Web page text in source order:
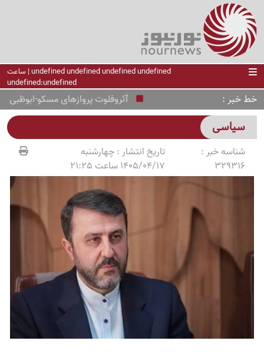
undefined undefined undefined undefined | ساعت
undefined:undefined
خط خبر آئروفلوت پروازهای مسکو-ابوظبی را
سیاسی
شناسه خبر :
329316
تاریخ انتشار :چهارشنبه
1405/04/17 ساعت 21:25